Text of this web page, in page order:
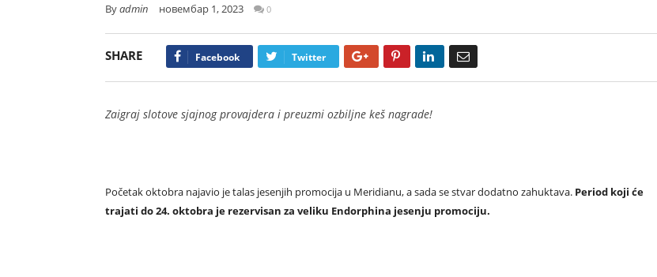
Byadmin новембар 1, 2023 0
SHARE Facebook Twitter Google+ Pinterest LinkedIn
Zaigraj slotove sjajnog provajdera i preuzmi ozbiljne keš nagrade!
Početak oktobra najavio je talas jesenjih promocija u Meridianu, a sada se stvar dodatno zahuktava. Period koji će
trajati do 24. oktobra je rezervisan za veliku Endorphina jesenju promociju.